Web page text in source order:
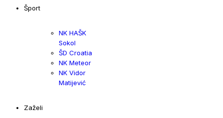
Šport
NK HAŠK
Sokol
ŠD Croatia
NK Meteor
NK Vidor
Matijević
Zaželi